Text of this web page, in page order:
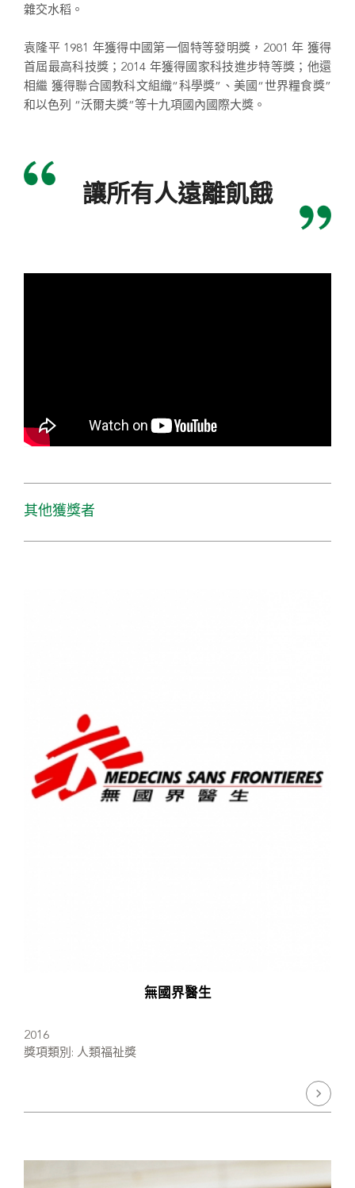
雜交水稻。
袁隆平 1981 年獲得中國第一個特等發明獎，2001 年 獲得
首屆最高科技獎；2014 年獲得國家科技進步特等獎；他還
相繼 獲得聯合國教科文組織“科學獎”、美國“世界糧食獎”
和以色列 “沃爾夫獎”等十九項國內國際大獎。
讓所有人遠離飢餓
其他獲獎者
無國界醫生
2016
獎項類別: 人類福祉獎